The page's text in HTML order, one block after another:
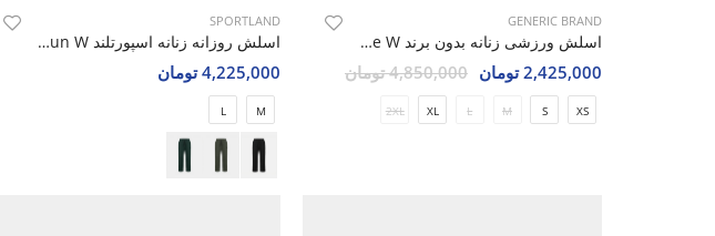
GENERIC BRAND
اسلش ورزشی زنانه بدون برند Fayra Core W
2,425,000 تومان 4,850,000 تومان
XS
S
M
L
XL
2XL
SPORTLAND
اسلش روزانه زنانه اسپورتلند SHIFT Run W
4,225,000 تومان
M
L